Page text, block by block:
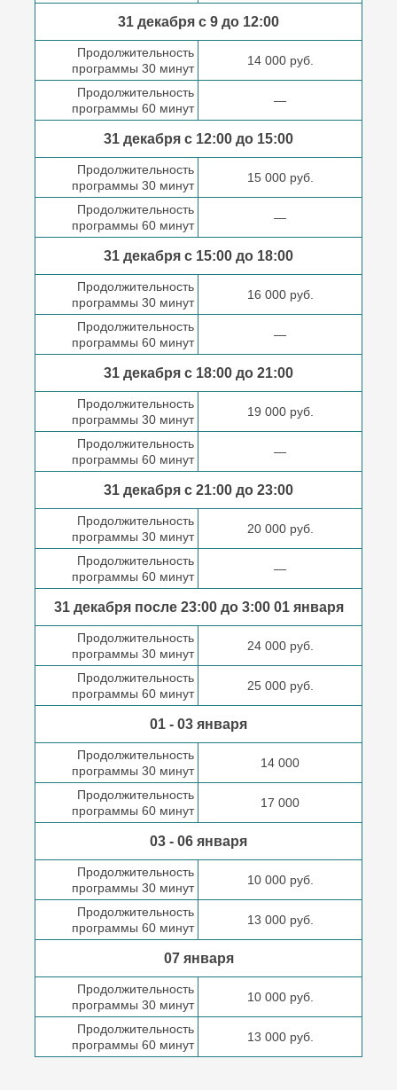
31 декабря с 9 до 12:00
Продолжительность
программы 30 минут
14 000 руб.
Продолжительность
программы 60 минут
—
31 декабря с 12:00 до 15:00
Продолжительность
программы 30 минут
15 000 руб.
Продолжительность
программы 60 минут
—
31 декабря с 15:00 до 18:00
Продолжительность
программы 30 минут
16 000 руб.
Продолжительность
программы 60 минут
—
31 декабря с 18:00 до 21:00
Продолжительность
программы 30 минут
19 000 руб.
Продолжительность
программы 60 минут
—
31 декабря с 21:00 до 23:00
Продолжительность
программы 30 минут
20 000 руб.
Продолжительность
программы 60 минут
—
31 декабря после23:00 до 3:0001 января
Продолжительность
программы 30 минут
24 000 руб.
Продолжительность
программы 60 минут
25 000 руб.
01 - 03 января
Продолжительность
программы 30 минут
14 000
Продолжительность
программы 60 минут
17 000
03 - 06 января
Продолжительность
программы 30 минут
10 000 руб.
Продолжительность
программы 60 минут
13 000 руб.
07 января
Продолжительность
программы 30 минут
10 000 руб.
Продолжительность
программы 60 минут
13 000 руб.